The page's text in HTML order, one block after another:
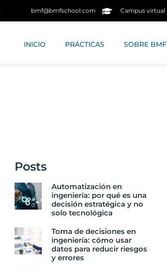
bmf@bmfschool.com Campus virtual
INICIO PRÁCTICAS SOBRE BMF
Posts
Automatización en
ingeniería: por qué es una
decisión estratégica y no
solo tecnológica
Toma de decisiones en
ingeniería: cómo usar
datos para reducir riesgos
y errores